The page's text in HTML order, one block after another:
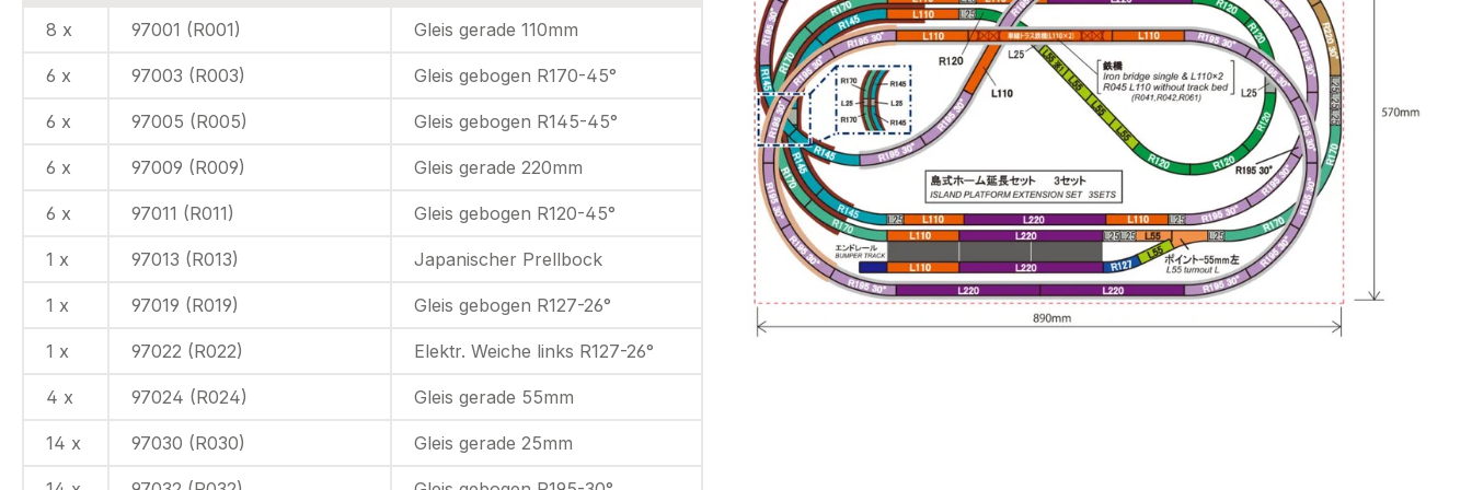
8 x 97001 (R001) Gleis gerade 110mm
6 x 97003 (R003) Gleis gebogen R170-45°
6 x 97005 (R005) Gleis gebogen R145-45°
6 x 97009 (R009) Gleis gerade 220mm
6 x 97011 (R011) Gleis gebogen R120-45°
1 x 97013 (R013) Japanischer Prellbock
1 x 97019 (R019) Gleis gebogen R127-26°
1 x 97022 (R022) Elektr. Weiche links R127-26°
4 x 97024 (R024) Gleis gerade 55mm
14 x 97030 (R030) Gleis gerade 25mm